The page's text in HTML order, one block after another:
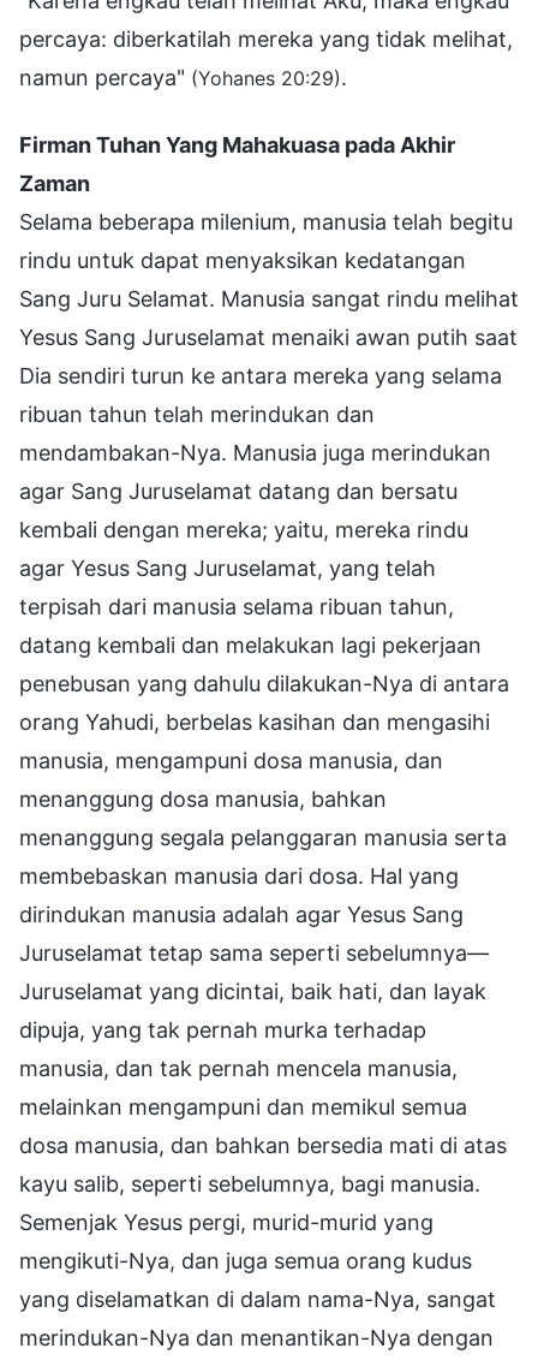
percaya: diberkatilah mereka yang tidak melihat,
namun percaya" (Yohanes 20:29).
Firman Tuhan Yang Mahakuasa pada Akhir
Zaman
Selama beberapa milenium, manusia telah begitu
rindu untuk dapat menyaksikan kedatangan
Sang Juru Selamat. Manusia sangat rindu melihat
Yesus Sang Juruselamat menaiki awan putih saat
Dia sendiri turun ke antara mereka yang selama
ribuan tahun telah merindukan dan
mendambakan-Nya. Manusia juga merindukan
agar Sang Juruselamat datang dan bersatu
kembali dengan mereka; yaitu, mereka rindu
agar Yesus Sang Juruselamat, yang telah
terpisah dari manusia selama ribuan tahun,
datang kembali dan melakukan lagi pekerjaan
penebusan yang dahulu dilakukan-Nya di antara
orang Yahudi, berbelas kasihan dan mengasihi
manusia, mengampuni dosa manusia, dan
menanggung dosa manusia, bahkan
menanggung segala pelanggaran manusia serta
membebaskan manusia dari dosa. Hal yang
dirindukan manusia adalah agar Yesus Sang
Juruselamat tetap sama seperti sebelumnya—
Juruselamat yang dicintai, baik hati, dan layak
dipuja, yang tak pernah murka terhadap
manusia, dan tak pernah mencela manusia,
melainkan mengampuni dan memikul semua
dosa manusia, dan bahkan bersedia mati di atas
kayu salib, seperti sebelumnya, bagi manusia.
Semenjak Yesus pergi, murid-murid yang
mengikuti-Nya, dan juga semua orang kudus
yang diselamatkan di dalam nama-Nya, sangat
merindukan-Nya dan menantikan-Nya dengan